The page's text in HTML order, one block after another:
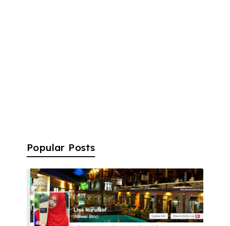
Popular Posts